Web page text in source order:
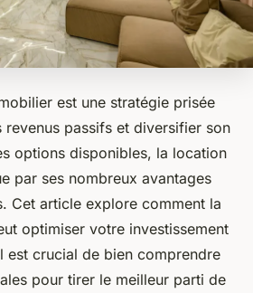
est une stratégie prisée
revenus passifs et diversifier son
options disponibles, la location
par ses nombreux avantages
Cet article explore comment la
optimiser votre investissement
est crucial de bien comprendre
pour tirer le meilleur parti de